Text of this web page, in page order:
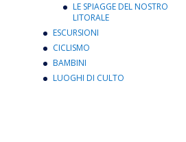
LE SPIAGGE DEL NOSTRO
LITORALE
ESCURSIONI
CICLISMO
BAMBINI
LUOGHI DI CULTO